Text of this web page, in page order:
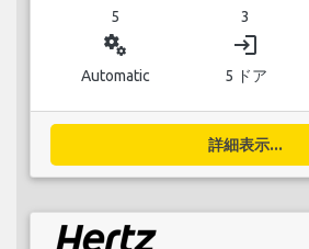
5 3
miscellaneous_services
Automatic
login
5 ドア
詳細表示...